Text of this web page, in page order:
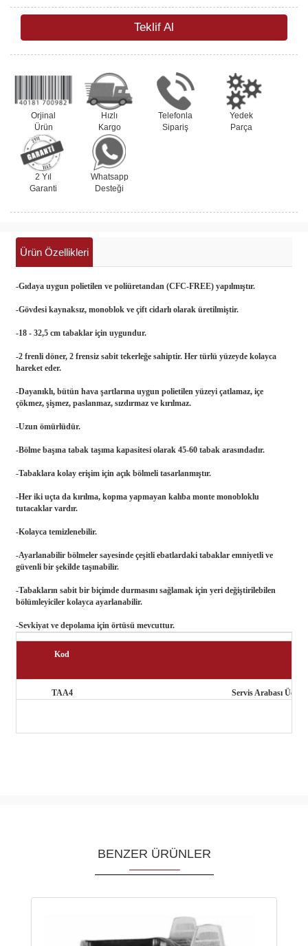
Teklif Al
Orjinal
Ürün
Hızlı
Kargo
Telefonla
Sipariş
Yedek
Parça
2 Yıl
Garanti
Whatsapp
Desteği
Ürün Özellikleri
-Gıdaya uygun polietilen ve poliüretandan (CFC-FREE) yapılmıştır.
-Gövdesi kaynaksız, monoblok ve çift cidarlı olarak üretilmiştir.
-18 - 32,5 cm tabaklar için uygundur.
-2 frenli döner, 2 frensiz sabit tekerleğe sahiptir. Her türlü yüzeyde kolayca
hareket eder.
-Dayanıklı, bütün hava şartlarına uygun polietilen yüzeyi çatlamaz, içe
çökmez, şişmez, paslanmaz, sızdırmaz ve kırılmaz.
-Uzun ömürlüdür.
-Bölme başına tabak taşıma kapasitesi olarak 45-60 tabak arasındadır.
-Tabaklara kolay erişim için açık bölmeli tasarlanmıştır.
-Her iki uçta da kırılma, kopma yapmayan kalıba monte monobloklu
tutacaklar vardır.
-Kolayca temizlenebilir.
-Ayarlanabilir bölmeler sayesinde çeşitli ebatlardaki tabaklar emniyetli ve
güvenli bir şekilde taşınabilir.
-Tabakların sabit bir biçimde durmasını sağlamak için yeri değiştirilebilen
bölümleyiciler kolayca ayarlanabilir.
-Sevkiyat ve depolama için örtüsü mevcuttur.
Kod
TAA4 Servis Arabası Üç
BENZER ÜRÜNLER